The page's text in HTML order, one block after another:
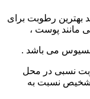
بهترین رطوبت برای
مانند پوست ،
نسبی در محل
تشخیص نسبت به